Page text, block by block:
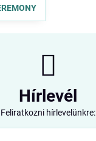
Hírlevél
Feliratkozni hírlevelünkre: